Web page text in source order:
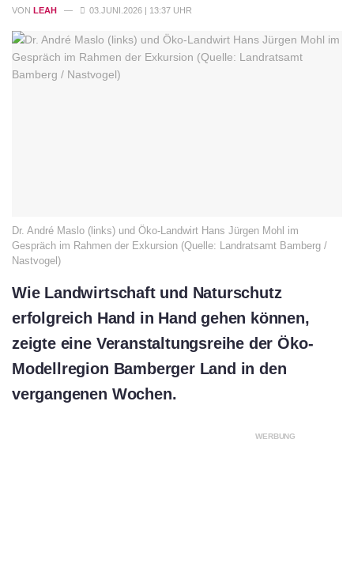
VON LEAH 03.JUNI.2026 | 13:37 UHR
Dr. André Maslo (links) und Öko-Landwirt Hans Jürgen Mohl im
Gespräch im Rahmen der Exkursion (Quelle: Landratsamt Bamberg /
Nastvogel)
Wie Landwirtschaft und Naturschutz
erfolgreich Hand in Hand gehen können,
zeigte eine Veranstaltungsreihe der Öko-
Modellregion Bamberger Land in den
vergangenen Wochen.
WERBUNG